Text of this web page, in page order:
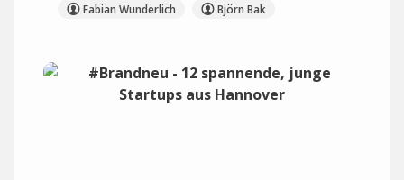
Fabian Wunderlich
Björn Bak